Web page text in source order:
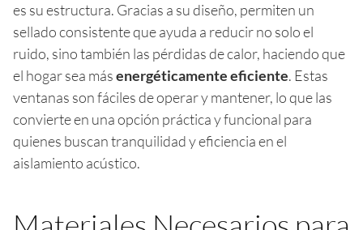
es su estructura. Gracias a su diseño, permiten un
sellado consistente que ayuda a reducir no solo el
ruido, sino también las pérdidas de calor, haciendo que
el hogar sea másenergéticamente eficiente. Estas
ventanas son fáciles de operar y mantener, lo que las
convierte en una opción práctica y funcional para
quienes buscan tranquilidad y eficiencia en el
aislamiento acústico.